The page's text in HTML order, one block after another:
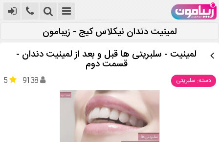
لمینیت دندان نیکلاس کیج - زیبامون
لمینیت - سلبریتی ها قبل و بعد از لمینیت دندان -
قسمت دوم
دسته: سلبریتی 5 9138